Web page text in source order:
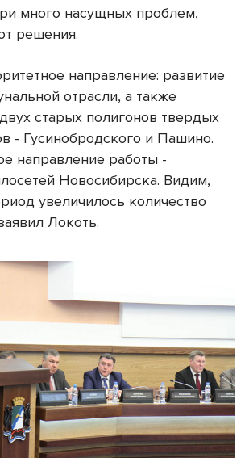
много насущных проблем,
решения.
направление: развитие
отрасли, а также
старых полигонов твердых
- Гусинобродского и Пашино.
направление работы -
Новосибирска. Видим,
увеличилось количество
Локоть.